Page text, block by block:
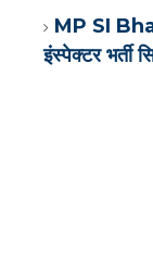
MP SI
इंस्पेक्टर भर्ती